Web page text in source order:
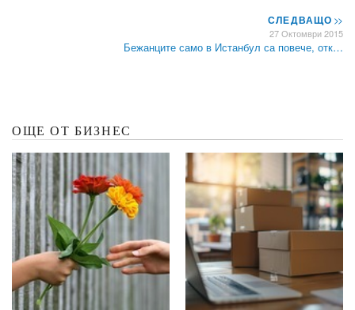
СЛЕДВАЩО>>
27 Октомври 2015
Бежанците само в Истанбул са повече, отк…
ОЩЕ ОТ БИЗНЕС